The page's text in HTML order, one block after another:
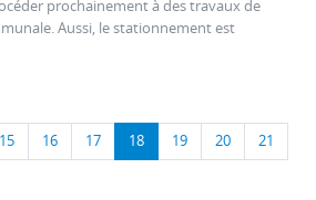
prochainement à des travaux de
Aussi, le stationnement est
15 16 17 18 19 20 21